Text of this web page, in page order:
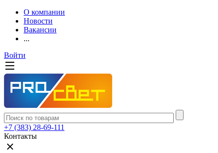
О компании
Новости
Вакансии
...
Войти
+7 (383) 28-69-111
Контакты